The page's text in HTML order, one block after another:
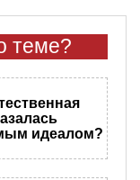
теме?
идеалом?